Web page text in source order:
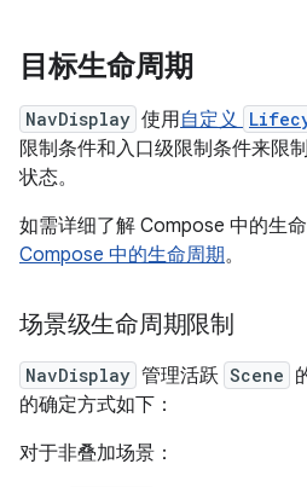
目标生命周期
NavDisplay 使用自定义
限制条件和入口级限制条件来限制
状态。
如需详细了解 Compose 中的生
Compose 中的生命周期。
场景级生命周期限制
NavDisplay 管理活跃 Scene
的确定方式如下：
对于非叠加场景：